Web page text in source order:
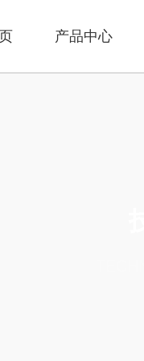
产品中心